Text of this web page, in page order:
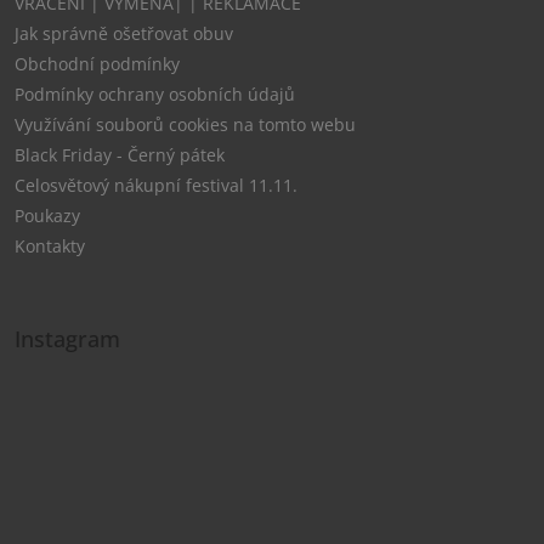
Jak správně ošetřovat obuv
Obchodní podmínky
Podmínky ochrany osobních údajů
Využívání souborů cookies na tomto webu
Black Friday - Černý pátek
Celosvětový nákupní festival 11.11.
Poukazy
Kontakty
Instagram